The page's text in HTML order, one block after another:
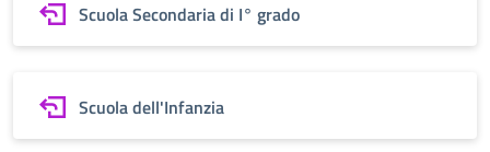
Scuola Secondaria di I° grado
Scuola dell'Infanzia